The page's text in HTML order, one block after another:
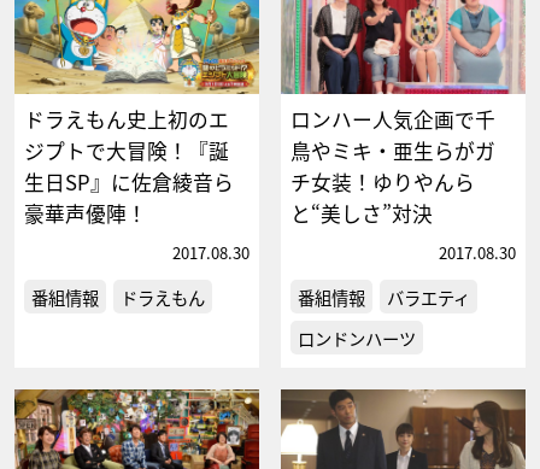
ドラえもん史上初のエ
ジプトで大冒険！『誕
生日SP』に佐倉綾音ら
豪華声優陣！
2017.08.30
番組情報 ドラえもん
ロンハー人気企画で千
鳥やミキ・亜生らがガ
チ女装！ゆりやんら
と“美しさ”対決
2017.08.30
番組情報
バラエティ
ロンドンハーツ